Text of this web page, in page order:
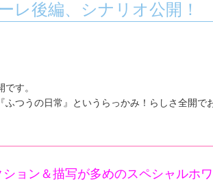
レ後編、シナリオ公開！
す。
つうの日常』というらっかみ！らしさ全開で
ション＆描写が多めのスペシャルホ